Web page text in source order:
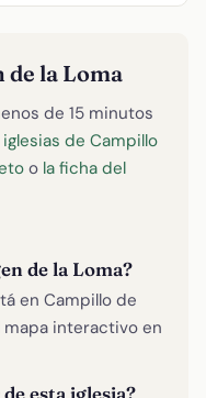
de la Loma
de 15 minutos
de Campillo
o la ficha del
de la Loma?
en Campillo de
mapa interactivo en